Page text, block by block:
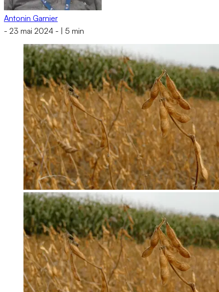
Antonin Garnier
- 23 mai 2024 - 5 min